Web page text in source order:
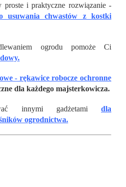
proste i praktyczne rozwiązanie -
usuwania chwastów z kostki
ogrodu pomoże Ci
- rękawice robocze ochronne
dla każdego majsterkowicza.
innymi gadżetami dla
ogrodnictwa.